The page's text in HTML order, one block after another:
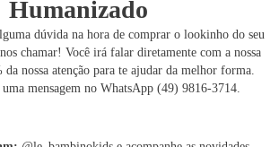
Humanizado
dúvida na hora de comprar o lookinho do seu
chamar! Você irá falar diretamente com a nossa
da nossa atenção para te ajudar da melhor forma.
mensagem no WhatsApp (49) 9816-3714.